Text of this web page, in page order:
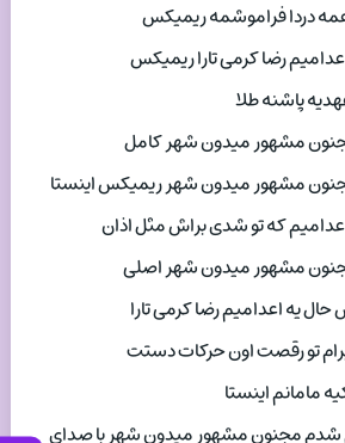
دردا فراموشمه ریمیکس
رضا کرمی تارا ریمیکس
پاشنه طلا
مشهور میدون شهر کامل
مشهور میدون شهر ریمیکس اینستا
که تو شدی براش مثل اذان
مشهور میدون شهر اصلی
یه اعدامیم رضا کرمی تارا
تو رقصت اون حرکات دستت
مامانم اینستا
شدم مجنون مشهور میدون شهر با صدای